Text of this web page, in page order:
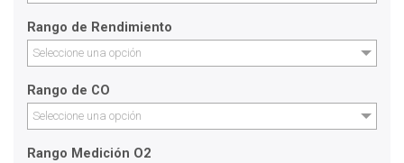
Rango de Rendimiento
Seleccione una opción
Rango de CO
Seleccione una opción
Rango Medición O2